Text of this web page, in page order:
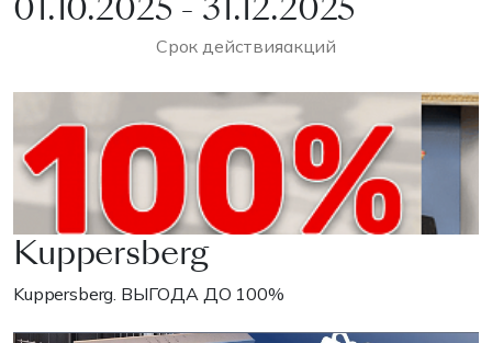
Срок действияакций
Kuppersberg
Kuppersberg. ВЫГОДА ДО 100%